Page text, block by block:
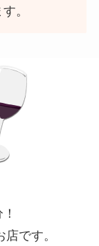
。
です。